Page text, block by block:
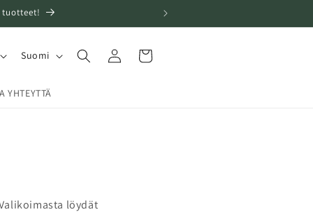
tuotteet!
YHTEYTTÄ
K
e
Suomi
sisään
Ostoskori
löydät